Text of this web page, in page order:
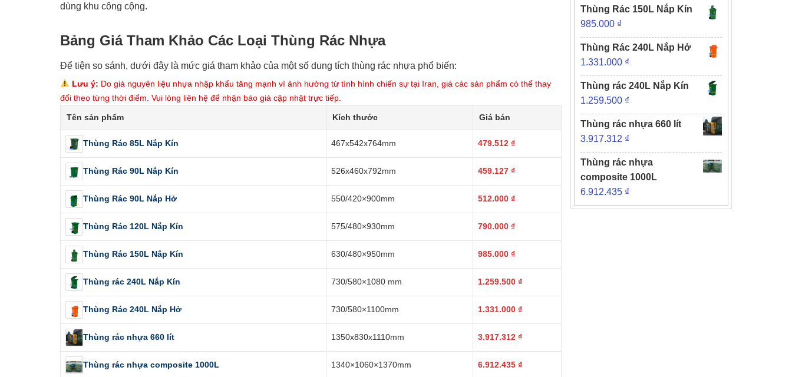
dùng khu công cộng.
Bảng Giá Tham Khảo Các Loại Thùng Rác Nhựa
Để tiện so sánh, dưới đây là mức giá tham khảo của một số dung tích thùng rác nhựa phổ biến:
Lưu ý: Do giá nguyên liệu nhựa nhập khẩu tăng mạnh vì ảnh hưởng từ tình hình chiến sự tại Iran, giá các sản phẩm có thể thay
đổi theo từng thời điểm. Vui lòng liên hệ để nhận báo giá cập nhật trực tiếp.
Tên sản phẩm Kích thước Giá bán
Thùng Rác 85L Nắp Kín 467x542x764mm 479.512 ₫
Thùng Rác 90L Nắp Kín 526x460x792mm 459.127 ₫
Thùng Rác 90L Nắp Hở 550/420×900mm 512.000 ₫
Thùng Rác 120L Nắp Kín 575/480×930mm 790.000 ₫
Thùng Rác 150L Nắp Kín 630/480×950mm 985.000 ₫
Thùng rác 240L Nắp Kín 730/580×1080 mm 1.259.500 ₫
Thùng Rác 240L Nắp Hở 730/580×1100mm 1.331.000 ₫
Thùng rác nhựa 660 lít 1350x830x1110mm 3.917.312 ₫
Thùng rác nhựa composite 1000L 1340×1060×1370mm 6.912.435 ₫
Thùng Rác 150L Nắp Kín
985.000 ₫
Thùng Rác 240L Nắp Hở
1.331.000 ₫
Thùng rác 240L Nắp Kín
1.259.500 ₫
Thùng rác nhựa 660 lít
3.917.312 ₫
Thùng rác nhựa
composite 1000L
6.912.435 ₫